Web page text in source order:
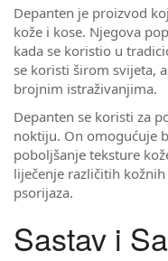
Depanten je proizvod
kože i kose. Njegova
kada se koristio u
se koristi širom svijeta,
brojnim istraživanjima.
Depanten se koristi za
noktiju. On omogućuje
poboljšanje teksture
liječenje različitih
psorijaza.
Sastav i